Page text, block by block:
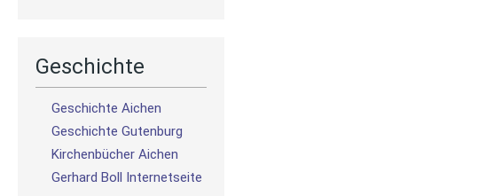
Geschichte
Geschichte Aichen
Geschichte Gutenburg
Kirchenbücher Aichen
Gerhard Boll Internetseite